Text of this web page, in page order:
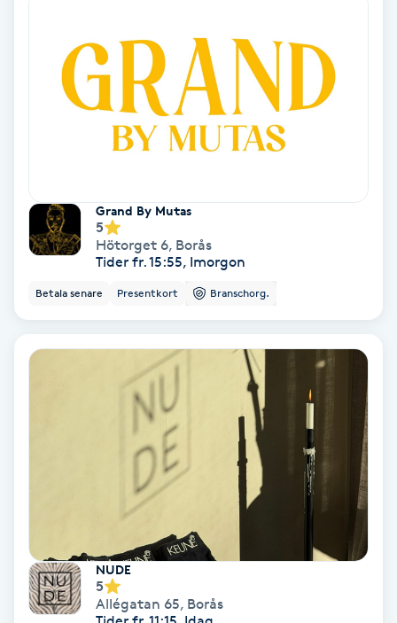
Läpptatuering
Massage
Medial vägledning
Medicinsk massage
Mesoterapi
Grand By Mutas
5
Hötorget 6, Borås
Tider fr. 15:55, Imorgon
Betala senare Presentkort Branschorg.
NUDE
5
Allégatan 65, Borås